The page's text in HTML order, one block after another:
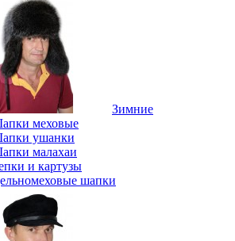
Зимние
меховые
ушанки
малахаи
и картузы
шапки